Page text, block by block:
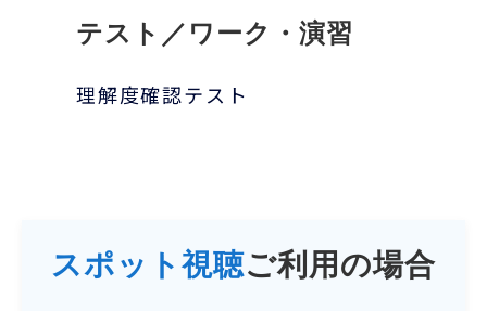
テスト／ワーク・演習
理解度確認テスト
スポット視聴ご利用の場合